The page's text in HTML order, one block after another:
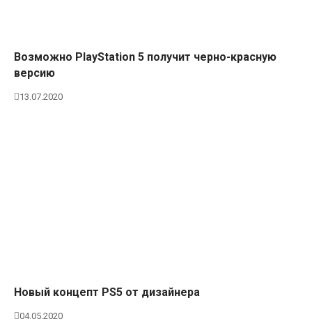
Возможно PlayStation 5 получит черно-красную
версию
13.07.2020
Новый концепт PS5 от дизайнера
04.05.2020